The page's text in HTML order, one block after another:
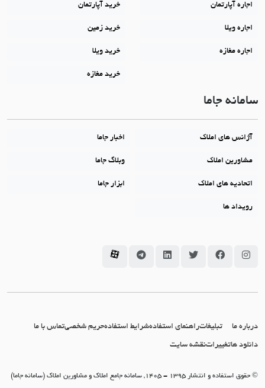
اجاره آپارتمان
اجاره ویلا
اجاره مغازه
خرید آپارتمان
خرید زمین
خرید ویلا
خرید مغازه
سامانه جاما
آژانس های املاک اخبار جاما
مشاورین املاک وبلاگ جاما
اتحادیه های املاک ابزار جاما
رویداد ها
سامانه جاما در اینستاگرام
سامانه جاما در فیسبوک
سامانه جاما در توئیتر
سامانه جاما در لینکداین
سامانه جاما در تلگرام
سامانه جاما در آپارات
درباره ما تبلیغاتراهنمای استفادهشرایط استفادهحریم شخصیتماس با ما
دانلود هاتغییراتنقشه سایت
© حقوق استفاده و انتشار 1395 - 1405, سامانه جامع املاک و مشاورین املاک (سامانه جاما)